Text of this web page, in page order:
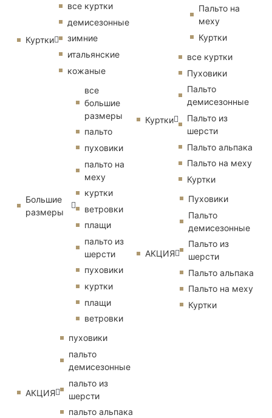
Куртки
все куртки
демисезонные
зимние
итальянские
кожаные
Большие
размеры
все
большие
размеры
пальто
пуховики
пальто на
меху
куртки
ветровки
плащи
пальто из
шерсти
пуховики
куртки
плащи
ветровки
АКЦИЯ
пуховики
пальто
демисезонные
пальто из
шерсти
пальто альпака
Пальто на
меху
Куртки
Куртки
все куртки
Пуховики
Пальто
демисезонные
Пальто из
шерсти
Пальто альпака
Пальто на меху
Куртки
АКЦИЯ
Пуховики
Пальто
демисезонные
Пальто из
шерсти
Пальто альпака
Пальто на меху
Куртки